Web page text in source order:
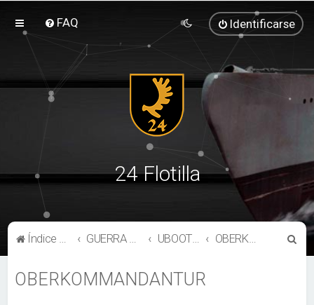
FAQ Identificarse
24 Flotilla
Índice general GUERRA SUBMARINA UBOOTWAFFE OBERKOMMANDANTUR
OBERKOMMANDANTUR